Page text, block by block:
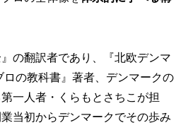
の翻訳者であり、『北欧デンマ
ロの教科書』著者、デンマークの
一人者・くらもとさちこが担
当初からデンマークでその歩み